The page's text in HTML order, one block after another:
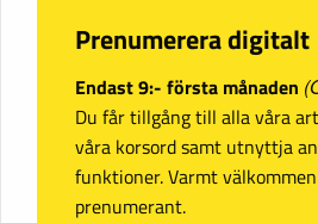
Prenumerera digitalt
Endast 9:- första månaden
Du får tillgång till alla våra
våra korsord samt utnyttja
funktioner. Varmt
prenumerant.